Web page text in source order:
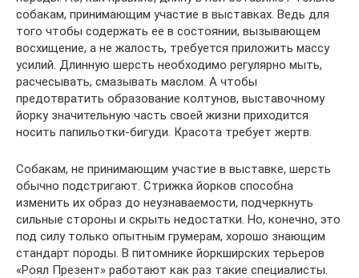
собакам, принимающим участие в выставках. Ведь для
того чтобы содержать ее в состоянии, вызывающем
восхищение, а не жалость, требуется приложить массу
усилий. Длинную шерсть необходимо регулярно мыть,
расчесывать, смазывать маслом. А чтобы
предотвратить образование колтунов, выставочному
йорку значительную часть своей жизни приходится
носить папильотки-бигуди. Красота требует жертв.
Собакам, не принимающим участие в выставке, шерсть
обычно подстригают. Стрижка йорков способна
изменить их образ до неузнаваемости, подчеркнуть
сильные стороны и скрыть недостатки. Но, конечно, это
под силу только опытным грумерам, хорошо знающим
стандарт породы. В питомнике йоркширских терьеров
«Роял Презент» работают как раз такие специалисты.